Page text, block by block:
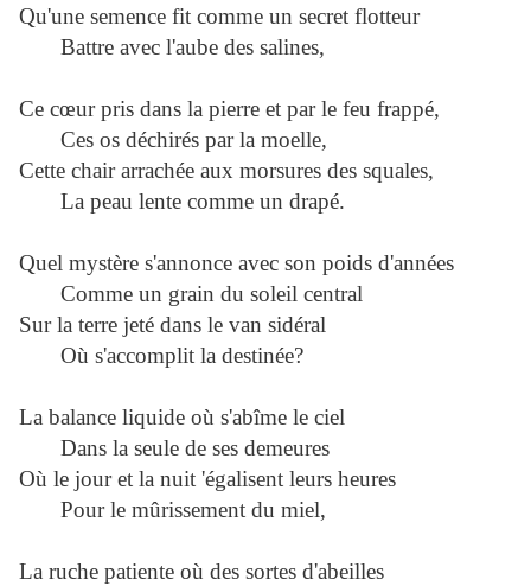
Qu'une semence fit comme un secret flotteur
Battre avec l'aube des salines,
Ce cœur pris dans la pierre et par le feu frappé,
Ces os déchirés par la moelle,
Cette chair arrachée aux morsures des squales,
La peau lente comme un drapé.
Quel mystère s'annonce avec son poids d'années
Comme un grain du soleil central
Sur la terre jeté dans le van sidéral
Où s'accomplit la destinée?
La balance liquide où s'abîme le ciel
Dans la seule de ses demeures
Où le jour et la nuit 'égalisent leurs heures
Pour le mûrissement du miel,
La ruche patiente où des sortes d'abeilles